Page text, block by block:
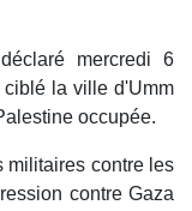
mercredi 6
la ville d'Umm
occupée.
militaires contre les
contre Gaza